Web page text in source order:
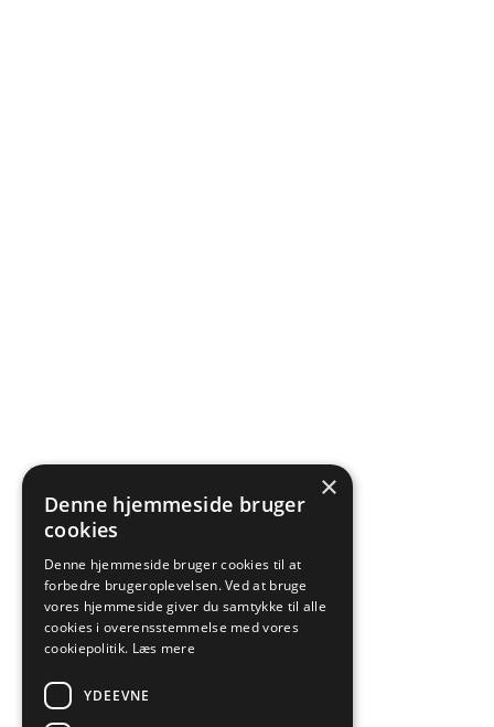
×
Denne hjemmeside bruger
cookies
Denne hjemmeside bruger cookies til at
forbedre brugeroplevelsen. Ved at bruge
vores hjemmeside giver du samtykke til alle
cookies i overensstemmelse med vores
cookiepolitik. Læs mere
YDEEVNE